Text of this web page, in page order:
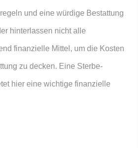
und eine würdige Bestattung
hinterlassen nicht alle
finanzielle Mittel, um die Kosten
zu decken. Eine Ster­be­
hier eine wichtige finanzielle